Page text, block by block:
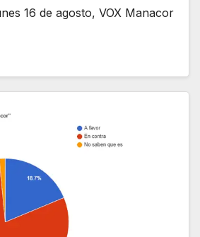
16 de agosto, VOX Manacor